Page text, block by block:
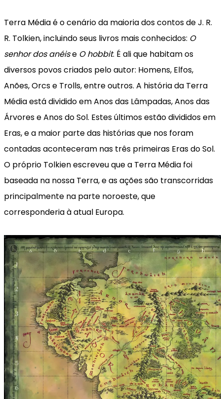
Terra Média é o cenário da maioria dos contos de J. R.
R. Tolkien, incluindo seus livros mais conhecidos: O
senhor dos anéise O hobbit. É ali que habitam os
diversos povos criados pelo autor: Homens, Elfos,
Anões, Orcs e Trolls, entre outros. A história da Terra
Média está dividido em Anos das Lâmpadas, Anos das
Árvores e Anos do Sol. Estes últimos estão divididos em
Eras, e a maior parte das histórias que nos foram
contadas aconteceram nas três primeiras Eras do Sol.
O próprio Tolkien escreveu que a Terra Média foi
baseada na nossa Terra, e as ações são transcorridas
principalmente na parte noroeste, que
corresponderia à atual Europa.